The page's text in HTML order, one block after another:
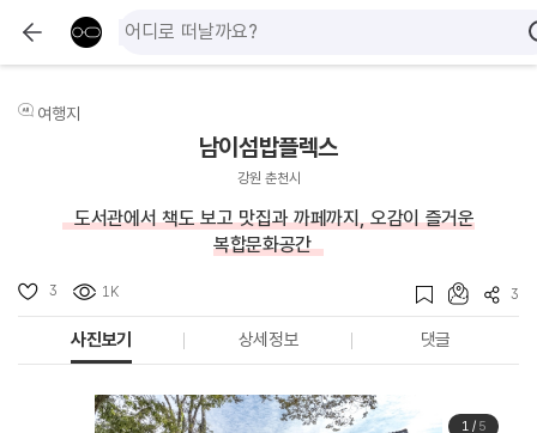
여행지
남이섬밥플렉스
강원 춘천시
도서관에서 책도 보고 맛집과 까페까지, 오감이 즐거운
복합문화공간
3 1K 3
사진보기 상세정보 댓글
1/ 5